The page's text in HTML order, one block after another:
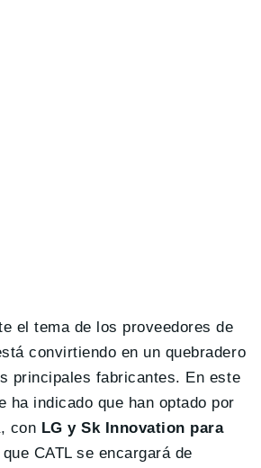
el tema de los proveedores de
convirtiendo en un quebradero
principales fabricantes. En este
ha indicado que han optado por
con LG y Sk Innovation para
CATL se encargará de